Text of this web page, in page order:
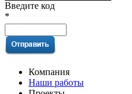
Введите код
*
Компания
Наши работы